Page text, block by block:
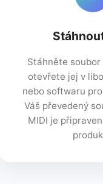
Stáhněte soubor
otevřete jej v
nebo softwaru
Váš převedený
MIDI je